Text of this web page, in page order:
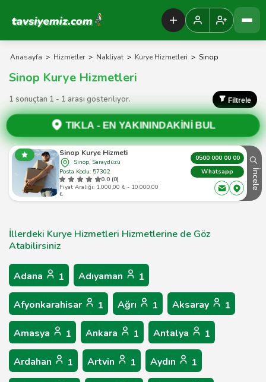
Tavsiyemiz Anasayfa
Anasayfa > Hizmetler > Nakliyat > Kurye Hizmetleri > Sinop
Sinop Kurye Hizmetleri
1 sonuçtan 1 - 1 arası gösteriliyor. Filtrele
TIKLA - EN YAKININDAKİNİ BUL
Sinop Kurye Hizmeti
Sinop, Saraydüzü
Posta Kodu: 57302
0.0 (0)
Fiyat Aralığı: 1.000,00 ₺ - 10.000,00
₺
0500 000 00 00
Whatsapp
İncele
İllerdeki Kurye Hizmetleri Hizmetlerine de Göz
Atabilirsiniz
Adana 1 Adıyaman 1
Afyonkarahisar 1 Ağrı 1 Aksaray 1
Amasya 1 Ankara 1 Antalya 1
Ardahan 1 Artvin 1 Aydın 1